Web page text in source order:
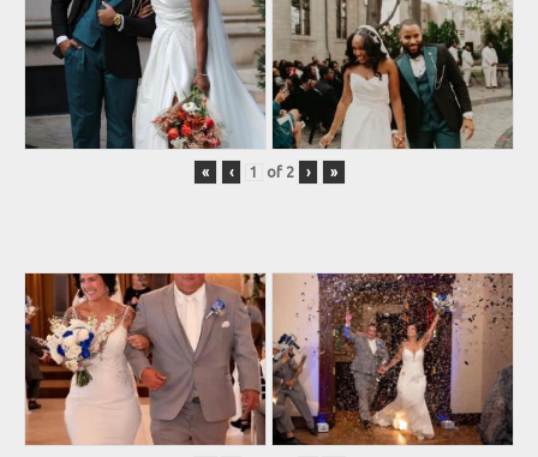
« ‹ of 2 › »